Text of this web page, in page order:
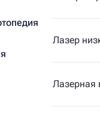
Лазер
Лазерная